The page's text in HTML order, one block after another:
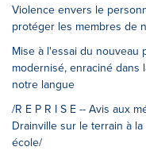
Violence envers le
protéger les membres de
Mise à l'essai du nouveau
modernisé, enraciné
notre langue
/R E P R I S E -- Avis aux
Drainville sur le terrain à
école/